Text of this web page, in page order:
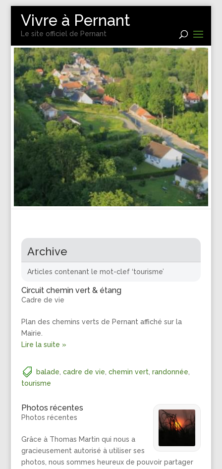
Vivre à Pernant
Le site officiel de Pernant
Archive
Articles contenant le mot-clef ‘tourisme’
Circuit chemin vert & étang
Cadre de vie
Plan des chemins verts de Pernant affiché sur la
Mairie.
Lire la suite »
balade cadre de vie chemin vert, randonnée
tourisme
Photos récentes
Photos récentes
Grâce à Thomas Martin qui nous a
gracieusement autorisé à utiliser ses
photos, nous sommes heureux de pouvoir partager